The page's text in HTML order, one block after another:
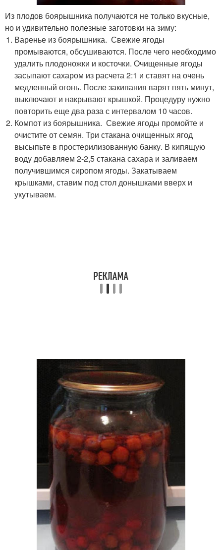
Из плодов боярышника получаются не только вкусные,
но и удивительно полезные заготовки на зиму:
Варенье из боярышника. Свежие ягоды
промываются, обсушиваются. После чего необходимо
удалить плодоножки и косточки. Очищенные ягоды
засыпают сахаром из расчета 2:1 и ставят на очень
медленный огонь. После закипания варят пять минут,
выключают и накрывают крышкой. Процедуру нужно
повторить еще два раза с интервалом 10 часов.
Компот из боярышника. Свежие ягоды промойте и
очистите от семян. Три стакана очищенных ягод
высыпьте в простерилизованную банку. В кипящую
воду добавляем 2-2,5 стакана сахара и заливаем
получившимся сиропом ягоды. Закатываем
крышками, ставим под стол донышками вверх и
укутываем.